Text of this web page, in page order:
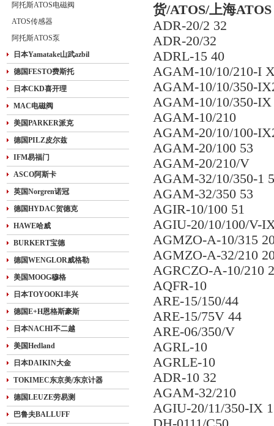
阿托斯ATOS电磁阀
ATOS传感器
阿托斯ATOS泵
日本Yamatake山武azbil
德国FESTO费斯托
日本CKD喜开理
MAC电磁阀
美国PARKER派克
德国PILZ皮尔兹
IFM易福门
ASCO阿斯卡
英国Norgren诺冠
德国HYDAC贺德克
HAWE哈威
BURKERT宝德
德国WENGLOR威格勒
美国MOOG穆格
日本TOYOOKI丰兴
德国E+H恩格斯豪斯
日本NACHI不二越
美国Hedland
日本DAIKIN大金
TOKIMEC东京美/东京计器
德国LEUZE劳易测
巴鲁夫BALLUFF
货/ATOS/上海ATOS
ADR-20/2 32
ADR-20/32
ADRL-15 40
AGAM-10/10/210-I
AGAM-10/10/350-
AGAM-10/10/350-IX
AGAM-10/210
AGAM-20/10/100-
AGAM-20/100 53
AGAM-20/210/V
AGAM-32/10/350-1
AGAM-32/350 53
AGIR-10/100 51
AGIU-20/10/100/V-
AGMZO-A-10/315
AGMZO-A-32/210
AGRCZO-A-10/210
AQFR-10
ARE-15/150/44
ARE-15/75V 44
ARE-06/350/V
AGRL-10
AGRLE-10
ADR-10 32
AGAM-32/210
AGIU-20/11/350-IX